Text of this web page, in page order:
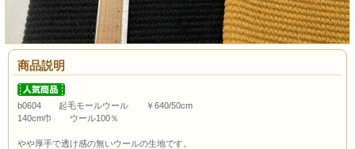
商品説明
b0604 起毛モールウール ￥640/50cm
140cm巾 ウール100％
やや厚手で透け感の無いウールの生地です。